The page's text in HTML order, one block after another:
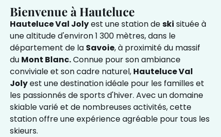
Bienvenue à Hauteluce
Hauteluce Val Jolyest une station deski située à
une altitude d'environ 1 300 mètres, dans le
département de la Savoie, à proximité du massif
du Mont Blanc.Connue pour son ambiance
conviviale et son cadre naturel, Hauteluce Val
Jolyest une destination idéale pour les familles et
les passionnés de sports d'hiver. Avec un domaine
skiable varié et de nombreuses activités, cette
station offre une expérience agréable pour tous les
skieurs.